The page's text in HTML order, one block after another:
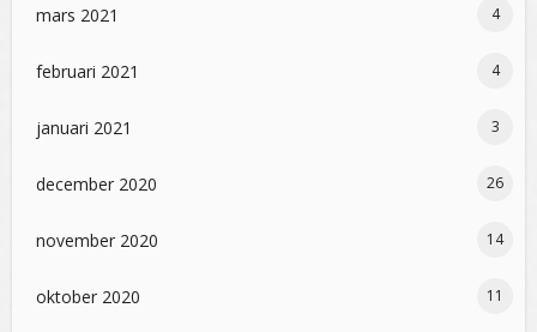
mars 2021 4
februari 2021 4
januari 2021 3
december 2020 26
november 2020 14
oktober 2020 11